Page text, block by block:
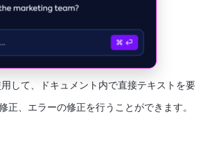
して、ドキュメント内で直接テキストを要
正、エラーの修正を行うことができます。